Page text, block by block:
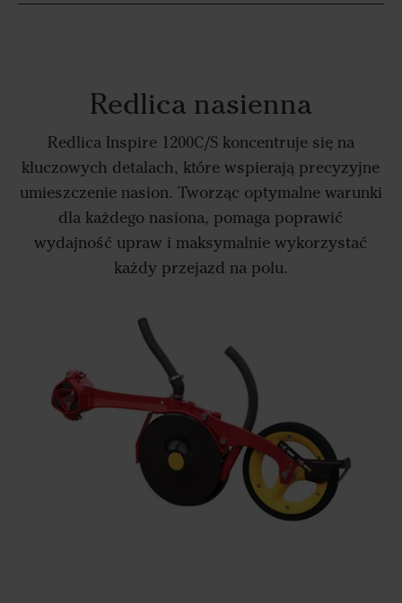
Redlica nasienna
Redlica Inspire 1200C/S koncentruje się na
kluczowych detalach, które wspierają precyzyjne
umieszczenie nasion. Tworząc optymalne warunki
dla każdego nasiona, pomaga poprawić
wydajność upraw i maksymalnie wykorzystać
każdy przejazd na polu.